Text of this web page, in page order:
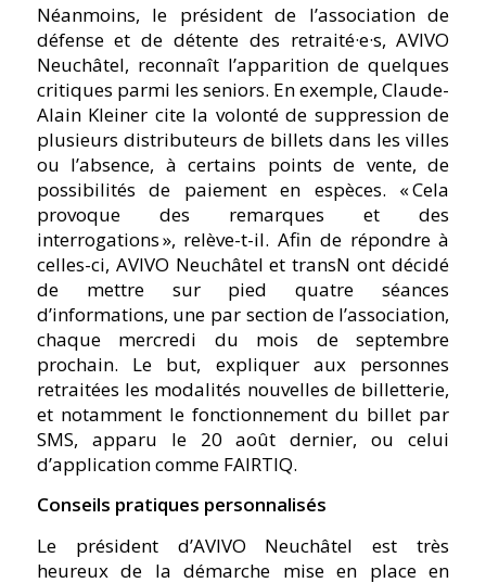
Néanmoins, le président de l’association de
défense et de détente des retraité·e·s, AVIVO
Neuchâtel, reconnaît l’apparition de quelques
critiques parmi les seniors. En exemple, Claude-
Alain Kleiner cite la volonté de suppression de
plusieurs distributeurs de billets dans les villes
ou l’absence, à certains points de vente, de
possibilités de paiement en espèces. « Cela
provoque des remarques et des
interrogations », relève-t-il. Afin de répondre à
celles-ci, AVIVO Neuchâtel et transN ont décidé
de mettre sur pied quatre séances
d’informations, une par section de l’association,
chaque mercredi du mois de septembre
prochain. Le but, expliquer aux personnes
retraitées les modalités nouvelles de billetterie,
et notamment le fonctionnement du billet par
SMS, apparu le 20 août dernier, ou celui
d’application comme FAIRTIQ.
Conseils pratiques personnalisés
Le président d’AVIVO Neuchâtel est très
heureux de la démarche mise en place en